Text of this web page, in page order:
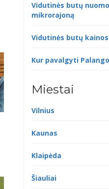
Vidutinės butų
mikrorajoną
Vidutinės butų
Kur pavalgyti
Miestai
Vilnius
Kaunas
Klaipėda
Šiauliai